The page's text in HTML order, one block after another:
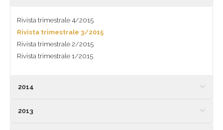
Rivista trimestrale 4/2015
Rivista trimestrale 3/2015
Rivista trimestrale 2/2015
Rivista trimestrale 1/2015
2014
2013